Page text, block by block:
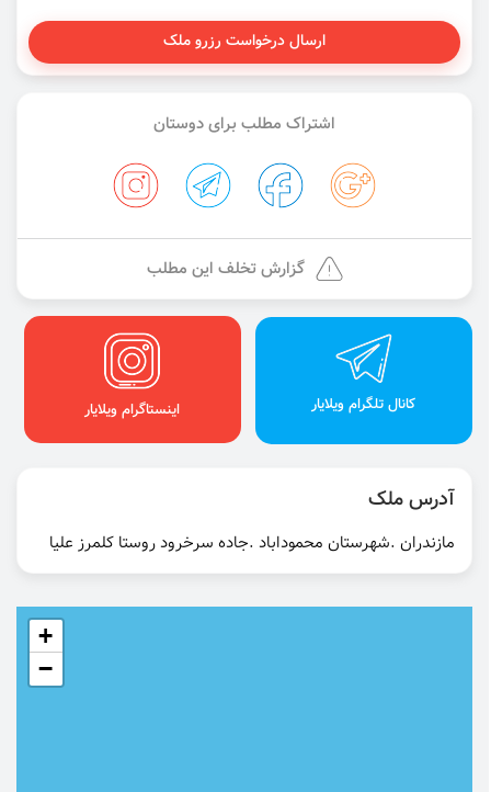
ارسال درخواست رزرو ملک
اشتراک مطلب برای دوستان
گزارش تخلف این مطلب
کانال تلگرام ویلایار اینستاگرام ویلایار
آدرس ملک
مازندران .شهرستان محموداباد .جاده سرخرود روستا کلمرز علیا
+
−